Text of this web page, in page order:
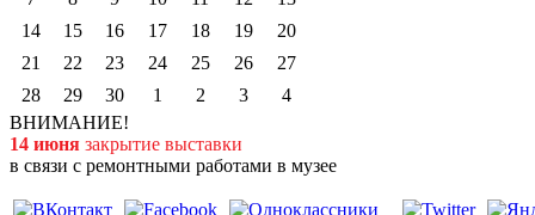
14
15 16 17 18 19
20
21
22 23 24 25 26
27
28
29 30 1 2 3
4
ВНИМАНИЕ!
14 июня закрытие выставки
в связи с ремонтными работами в музее